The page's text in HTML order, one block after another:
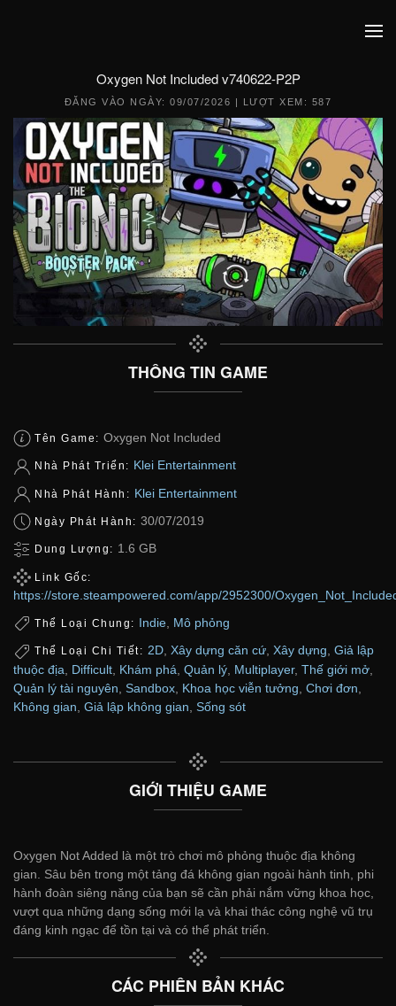
Oxygen Not Included v740622-P2P
ĐĂNG VÀO NGÀY:09/07/2026 | LƯỢT XEM: 587
THÔNG TIN GAME
Tên Game: Oxygen Not Included
Nhà Phát Triển: Klei Entertainment
Nhà Phát Hành: Klei Entertainment
Ngày Phát Hành: 30/07/2019
Dung Lượng: 1.6 GB
Link Gốc:
https://store.steampowered.com/app/2952300/
Thể Loại Chung: Indie Mô phỏng
Thể Loại Chi Tiết: 2D, Xây dựng căn cứ, Xây dựng, Giả lập
thuộc địa
Difficult Khám phá Quản lý Multiplayer, Thế giới mở
Quản lý tài nguyên Sandbox Khoa học viễn tưởng Chơi đơn
Không gian Giả lập không gian Sống sót
GIỚI THIỆU GAME
Oxygen Not Added là một trò chơi mô phỏng thuộc địa không
gian. Sâu bên trong một tảng đá không gian ngoài hành tinh, phi
hành đoàn siêng năng của bạn sẽ cần phải nắm vững khoa học,
vượt qua những dạng sống mới lạ và khai thác công nghệ vũ trụ
đáng kinh ngạc để tồn tại và có thể phát triển.
CÁC PHIÊN BẢN KHÁC